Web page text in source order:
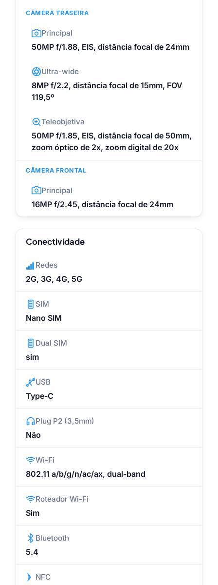
CÂMERA TRASEIRA
Principal
50MP f/1.88, EIS, distância focal de 24mm
Ultra-wide
8MP f/2.2, distância focal de 15mm, FOV
119,5º
Teleobjetiva
50MP f/1.85, EIS, distância focal de 50mm,
zoom óptico de 2x, zoom digital de 20x
CÂMERA FRONTAL
Principal
16MP f/2.45, distância focal de 24mm
Conectividade
Redes
2G, 3G, 4G, 5G
SIM
Nano SIM
Dual SIM
sim
USB
Type-C
Plug P2 (3,5mm)
Não
Wi-Fi
802.11 a/b/g/n/ac/ax, dual-band
Roteador Wi-Fi
Sim
Bluetooth
5.4
NFC